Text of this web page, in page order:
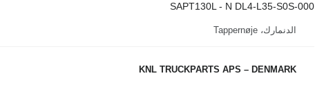
SAPT130L - N DL4-L35-S0S-000
الدنمارك، Tappernøje
KNL TRUCKPARTS APS – DENMARK